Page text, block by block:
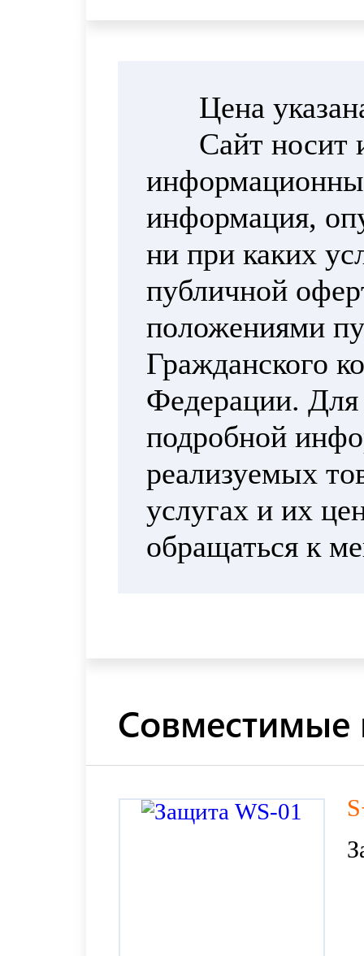
Цена
Сайт носит
информация,
ни при каких
публичной
положениями
Гражданского
Федерации. Для
подробной
реализуемых
услугах и их
обращаться к
Совместимые